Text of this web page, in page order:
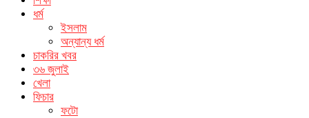
ধর্ম
ইসলাম
অন্যান্য ধর্ম
চাকরির খবর
৩৬ জুলাই
খেলা
ফিচার
ফটো